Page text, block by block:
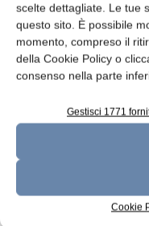
scelte dettagliate. Le tue
questo sito. È possibile
momento, compreso il
della Cookie Policy o
consenso nella parte
Gestisci 1771
Cookie
Messaggio